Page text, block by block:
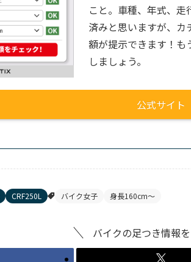
こと。車種、年式、
済みと思いますが、
額が提示できます！も
しましょう。
公式サイト
CRF250L バイク女子 身長160cm〜
バイクの足つき情報を